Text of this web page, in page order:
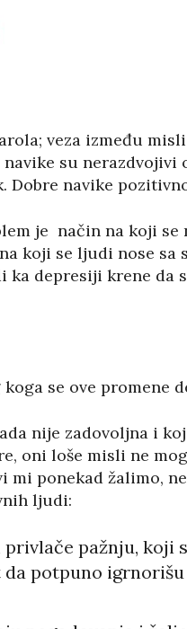
veza između
su
Dobre navike
je način na koji
koji se ljudi nose sa
depresiji krene da
se ove promene
nije zadovoljna i
oni loše misli ne
mi ponekad žalimo,
ljudi:
pažnju, koji
potpuno